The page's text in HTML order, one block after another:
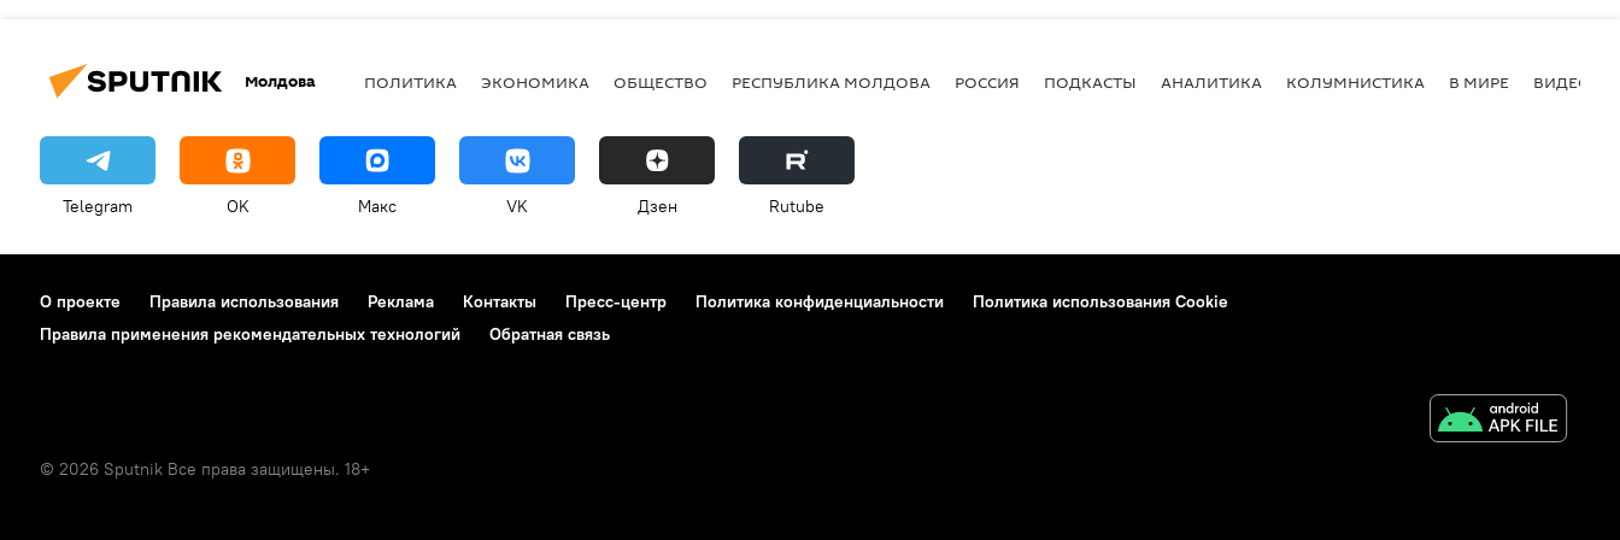
Молдова ПОЛИТИКА ЭКОНОМИКА ОБЩЕСТВО РЕСПУБЛИКА МОЛДОВА РОССИЯ ПОДКАСТЫ АНАЛИТИКА КОЛУМНИСТИКА В МИРЕ ВИДЕО
Telegram OK Макс VK Дзен Rutube
О проекте Правила использования Реклама Контакты Пресс-центр Политика конфиденциальности
Политика использования Cookie
Правила применения рекомендательных технологий
Обратная связь
© 2026 Sputnik Все права защищены. 18+